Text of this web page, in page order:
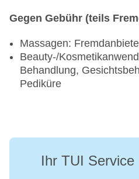
Gegen Gebühr (teils
Massagen:
Beauty-/
Behandlung,
Pediküre
Ihr TUI Service